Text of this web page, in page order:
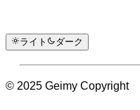
ライト ダーク
© 2025 Geimy Copyright